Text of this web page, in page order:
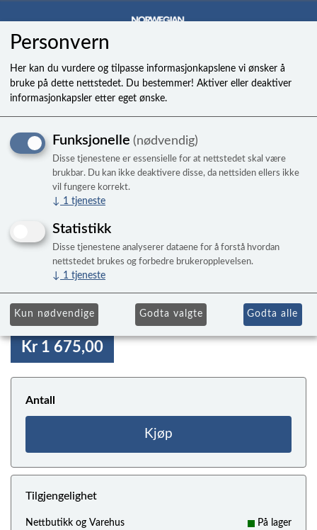
Cover Valet 250 bladed non
locking shock
Kr 1 675,00
Antall
Kjøp
Tilgjengelighet
Nettbutikk og Varehus På lager
Personvern
Her kan du vurdere og tilpasse informasjonkapslene vi ønsker å
bruke på dette nettstedet. Du bestemmer! Aktiver eller deaktiver
informasjonkapsler etter eget ønske.
Funksjonelle (nødvendig)
Disse tjenestene er essensielle for at nettstedet skal være
brukbar. Du kan ikke deaktivere disse, da nettsiden ellers ikke
vil fungere korrekt.
↓ 1 tjeneste
Statistikk
Disse tjenestene analyserer dataene for å forstå hvordan
nettstedet brukes og forbedre brukeropplevelsen.
↓ 1 tjeneste
Kun nødvendige Godta valgte Godta alle